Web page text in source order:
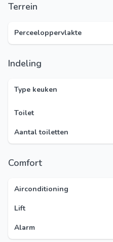
Terrein
Perceeloppervlakte
Indeling
Type keuken
Toilet
Aantal toiletten
Comfort
Airconditioning
Lift
Alarm